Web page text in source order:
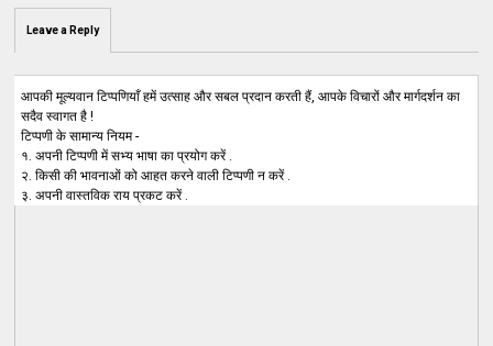
Leave a Reply
आपकी मूल्यवान टिप्पणियाँ हमें उत्साह और सबल प्रदान करती हैं, आपके विचारों और मार्गदर्शन का
सदैव स्वागत है !
टिप्पणी के सामान्य नियम -
१. अपनी टिप्पणी में सभ्य भाषा का प्रयोग करें .
२. किसी की भावनाओं को आहत करने वाली टिप्पणी न करें .
३. अपनी वास्तविक राय प्रकट करें .